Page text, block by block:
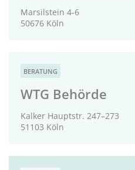
Marsilstein 4-6
50676 Köln
BERATUNG
WTG Behörde
Kalker Hauptstr. 247–273
51103 Köln